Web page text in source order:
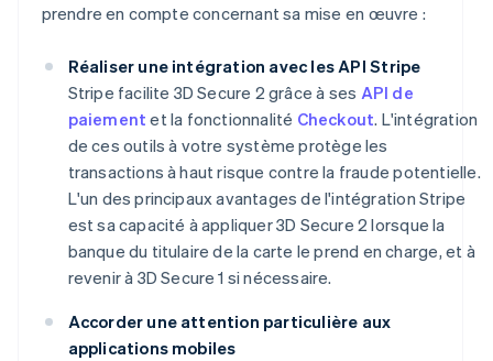
prendre en compte concernant sa mise en œuvre :
Réaliser une intégration avec les API Stripe
Stripe facilite 3D Secure 2 grâce à ses API de
paiement et la fonctionnalité Checkout. L'intégration
de ces outils à votre système protège les
transactions à haut risque contre la fraude potentielle.
L'un des principaux avantages de l'intégration Stripe
est sa capacité à appliquer 3D Secure 2 lorsque la
banque du titulaire de la carte le prend en charge, et à
revenir à 3D Secure 1 si nécessaire.
Accorder une attention particulière aux
applications mobiles